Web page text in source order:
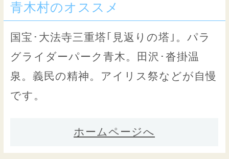
青木村のオススメ
国宝･大法寺三重塔｢見返りの塔｣。パラ
グライダーパーク青木。田沢･沓掛温
泉。義民の精神。アイリス祭などが自慢
です。
ホームページへ